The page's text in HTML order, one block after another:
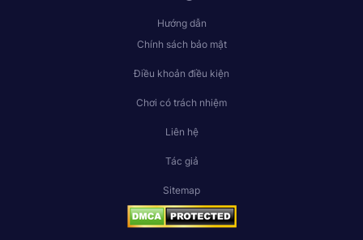
Hướng dẫn
Chính sách bảo mật
Điều khoản điều kiện
Chơi có trách nhiệm
Liên hệ
Tác giả
Sitemap